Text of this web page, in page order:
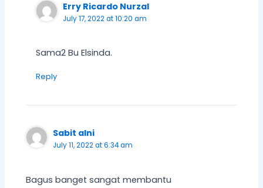
Erry Ricardo Nurzal
July 17, 2022 at 10:20 am
Sama2 Bu Elsinda.
Reply
Sabit alni
July 11, 2022 at 6:34 am
Bagus banget sangat membantu